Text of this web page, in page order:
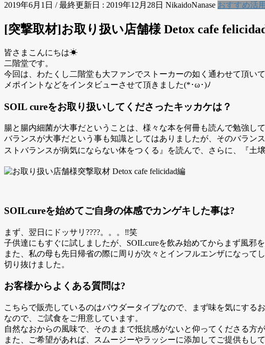
2019年6月1日 / 最終更新日 : 2019年12月28日 NikaidoNanase おすすめ活
[突撃取材]お取り扱い店舗様 Detox cafe
皆さまこんにちは☀︎
二階堂です。
今回は、わたくし二階堂も大ファンでストーカーの如く通わせて頂い
メポイントなどをインタビューさせて頂きました(*･ω･)ﾉ
SOIL cureをお取り扱いしてくださったキッカケは？
腸と腸内細菌が大事だということは、様々な本を何冊も読んで勉強し
バランスが大事だという事も知識としてはありましたが、そのバラン
ストバランスが病気にならない体をつくる』を読んで、さらに、『土
SOILcureを始めてご自身の体感でカンゲキした事は?
まず、翌日にドッサリ????。。。‼︎笑
子供達にもすぐに試しましたが、SOILcureを飲み始めてからまず風邪
また、私の母も先日帰省の際に周りが次々とインフルエンザになっ
切り抜けました。
お客様からよくある質問は?
こちらで販売しているのはパウダータイプなので、まず味を気にする
なので、ご試食をご用意しています。
自然なおからの風味で、そのままで抵抗感がないと仰ってくださる方が
また、ご希望があれば、スムージーやラッシーに添加してご提供もして